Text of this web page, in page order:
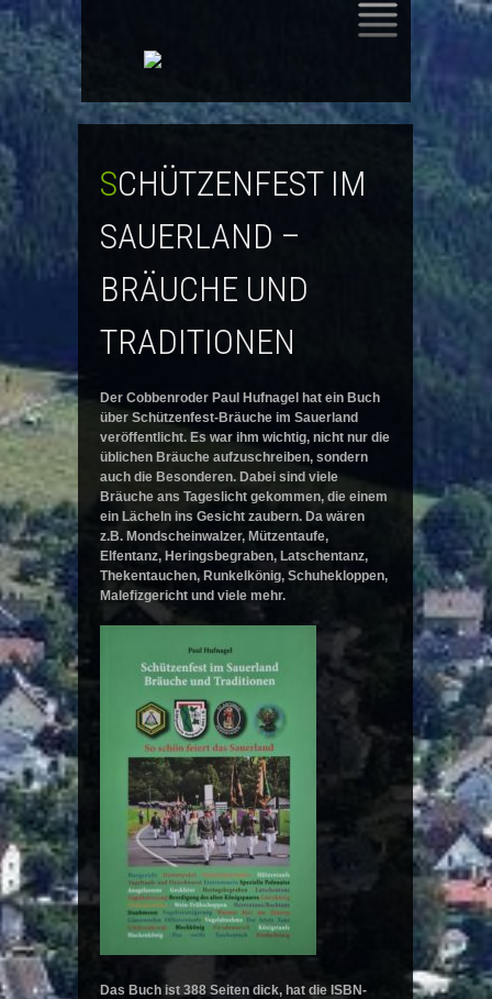
SKIP
SCHÜTZENFEST IM
SAUERLAND –
BRÄUCHE UND
TRADITIONEN
Der Cobbenroder Paul Hufnagel hat ein Buch
über Schützenfest-Bräuche im Sauerland
veröffentlicht. Es war ihm wichtig, nicht nur die
üblichen Bräuche aufzuschreiben, sondern
auch die Besonderen. Dabei sind viele
Bräuche ans Tageslicht gekommen, die einem
ein Lächeln ins Gesicht zaubern. Da wären
z.B. Mondscheinwalzer, Mützentaufe,
Elfentanz, Heringsbegraben, Latschentanz,
Thekentauchen, Runkelkönig, Schuhekloppen,
Malefizgericht und viele mehr.
Das Buch ist 388 Seiten dick, hat die ISBN-